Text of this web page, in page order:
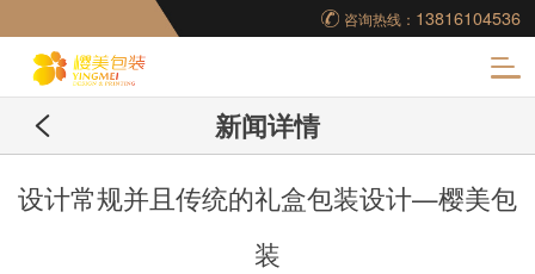
咨询热线： 13816104536
妆品包装盒工厂,高档
包装盒定制,创意包装
新闻详情
设计常规并且传统的礼盒包装设计—樱美包
装